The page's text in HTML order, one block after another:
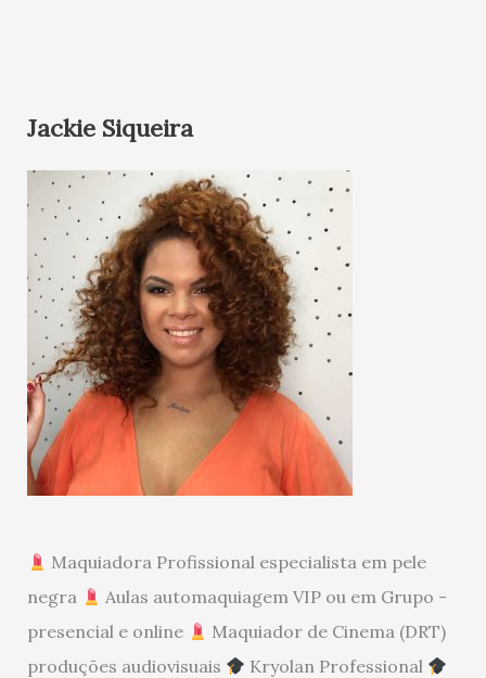
Jackie Siqueira
Maquiadora Profissional especialista em pele
negra
Aulas automaquiagem VIP ou em Grupo -
presencial e online
Maquiador de Cinema (DRT)
produções audiovisuais
Kryolan Professional